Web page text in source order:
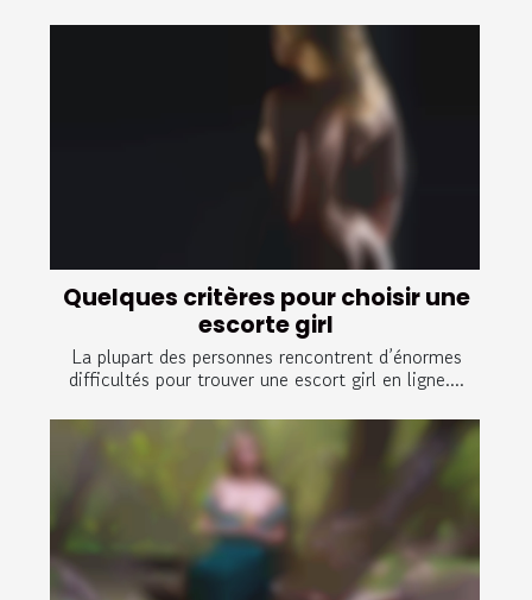
Quelques critères pour choisir une
escorte girl
La plupart des personnes rencontrent d’énormes
difficultés pour trouver une escort girl en ligne....